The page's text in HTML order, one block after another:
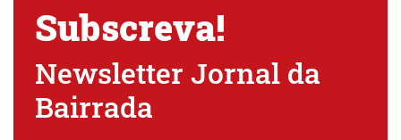
Subscreva!
Newsletter Jornal da
Bairrada